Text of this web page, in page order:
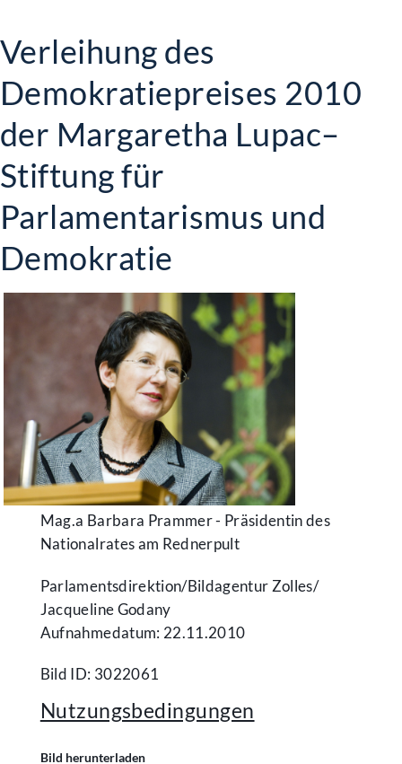
Verleihung des
Demokratiepreises 2010
der Margaretha Lupac–
Stiftung für
Parlamentarismus und
Demokratie
Mag.a Barbara Prammer - Präsidentin des
Nationalrates am Rednerpult
Parlamentsdirektion/​Bildagentur Zolles/​
Jacqueline Godany
Aufnahmedatum: 22.11.2010
Bild ID: 3022061
Nutzungsbedingungen
Bild herunterladen